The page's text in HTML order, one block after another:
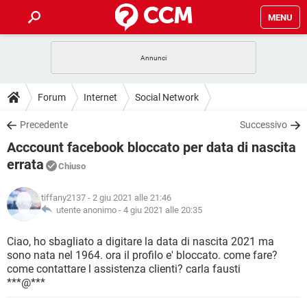
MENU
INTRATTENIMENTO ANDROID
iOS
INSTAGRAM WHATSAPP
TIKTOK
HARDWARE
GUIDE
COVID-19
iOS
TIKTOK FACEBOOK
DOWNLOAD
COVID-19 GAMING
INTRATTENIMENTO
iOS WINDOWS 10
INSTAGRAM
TIKTOK FACEBOOK
HARDWARE
FORUM
INTRATTENIMENTO ANDROID
INSTAGRAM WHATSAPP
TIKTOK
GLOSSARIO
COVID-19
INTRATTENIMENTO ANDROID
iOS WINDOWS 10
INSTAGRAM
Forum Internet Social Network
Precedente Successivo
Acccount facebook bloccato per data di nascita
errata
Chiuso
tiffany2137 - 2 giu 2021 alle 21:46
utente anonimo - 4 giu 2021 alle 20:35
Ciao, ho sbagliato a digitare la data di nascita 2021 ma
sono nata nel 1964. ora il profilo e' bloccato. come fare?
come contattare l assistenza clienti? carla fausti
***@***